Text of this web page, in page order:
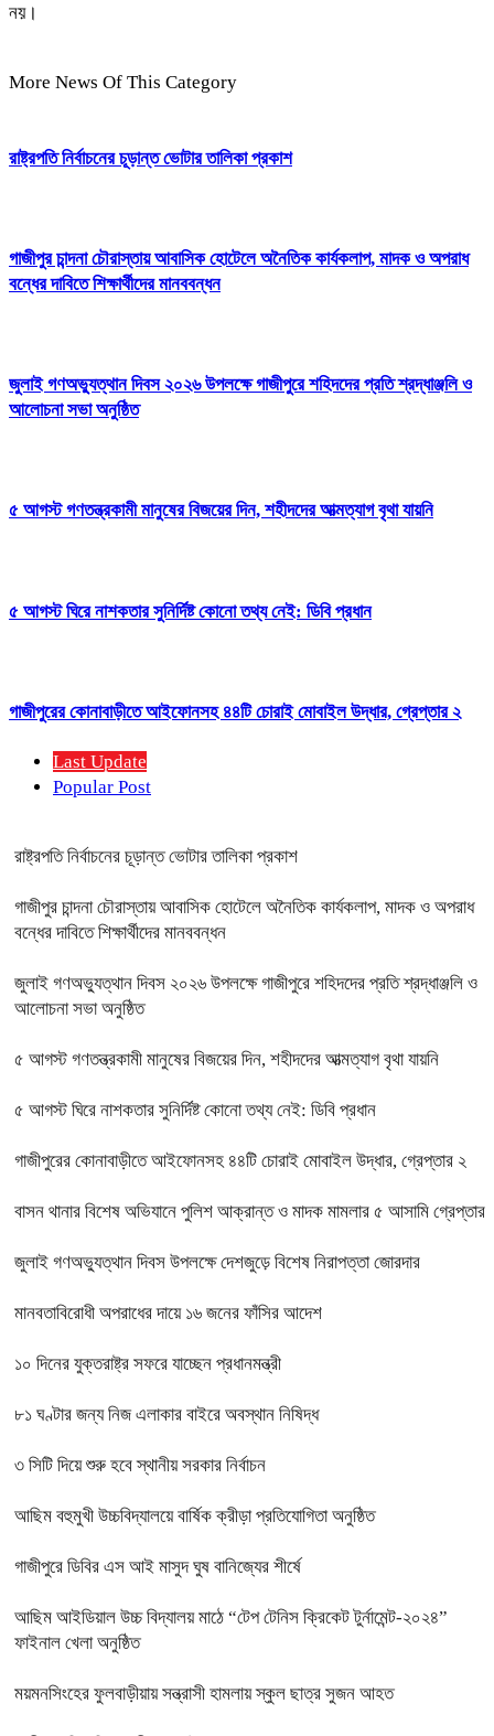
নয়।
More News Of This Category
রাষ্ট্রপতি নির্বাচনের চূড়ান্ত ভোটার তালিকা প্রকাশ
গাজীপুর চান্দনা চৌরাস্তায় আবাসিক হোটেলে অনৈতিক কার্যকলাপ, মাদক ও অপরাধ
বন্ধের দাবিতে শিক্ষার্থীদের মানববন্ধন
জুলাই গণঅভ্যুত্থান দিবস ২০২৬ উপলক্ষে গাজীপুরে শহিদদের প্রতি শ্রদ্ধাঞ্জলি ও
আলোচনা সভা অনুষ্ঠিত
৫ আগস্ট গণতন্ত্রকামী মানুষের বিজয়ের দিন, শহীদদের আত্মত্যাগ বৃথা যায়নি
৫ আগস্ট ঘিরে নাশকতার সুনির্দিষ্ট কোনো তথ্য নেই: ডিবি প্রধান
গাজীপুরের কোনাবাড়ীতে আইফোনসহ ৪৪টি চোরাই মোবাইল উদ্ধার, গ্রেপ্তার ২
Last Update
Popular Post
রাষ্ট্রপতি নির্বাচনের চূড়ান্ত ভোটার তালিকা প্রকাশ
গাজীপুর চান্দনা চৌরাস্তায় আবাসিক হোটেলে অনৈতিক কার্যকলাপ, মাদক ও অপরাধ
বন্ধের দাবিতে শিক্ষার্থীদের মানববন্ধন
জুলাই গণঅভ্যুত্থান দিবস ২০২৬ উপলক্ষে গাজীপুরে শহিদদের প্রতি শ্রদ্ধাঞ্জলি ও
আলোচনা সভা অনুষ্ঠিত
৫ আগস্ট গণতন্ত্রকামী মানুষের বিজয়ের দিন, শহীদদের আত্মত্যাগ বৃথা যায়নি
৫ আগস্ট ঘিরে নাশকতার সুনির্দিষ্ট কোনো তথ্য নেই: ডিবি প্রধান
গাজীপুরের কোনাবাড়ীতে আইফোনসহ ৪৪টি চোরাই মোবাইল উদ্ধার, গ্রেপ্তার ২
বাসন থানার বিশেষ অভিযানে পুলিশ আক্রান্ত ও মাদক মামলার ৫ আসামি গ্রেপ্তার
জুলাই গণঅভ্যুত্থান দিবস উপলক্ষে দেশজুড়ে বিশেষ নিরাপত্তা জোরদার
মানবতাবিরোধী অপরাধের দায়ে ১৬ জনের ফাঁসির আদেশ
১০ দিনের যুক্তরাষ্ট্র সফরে যাচ্ছেন প্রধানমন্ত্রী
৮১ ঘণ্টার জন্য নিজ এলাকার বাইরে অবস্থান নিষিদ্ধ
৩ সিটি দিয়ে শুরু হবে স্থানীয় সরকার নির্বাচন
আছিম বহুমুখী উচ্চবিদ্যালয়ে বার্ষিক ক্রীড়া প্রতিযোগিতা অনুষ্ঠিত
গাজীপুরে ডিবির এস আই মাসুদ ঘুষ বানিজ্যের শীর্ষে
আছিম আইডিয়াল উচ্চ বিদ্যালয় মাঠে “টেপ টেনিস ক্রিকেট টুর্নামেন্ট-২০২৪”
ফাইনাল খেলা অনুষ্ঠিত
ময়মনসিংহের ফুলবাড়ীয়ায় সন্ত্রাসী হামলায় স্কুল ছাত্র সুজন আহত